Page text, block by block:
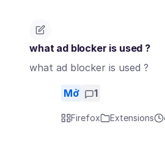
what ad blocker is used ?
what ad blocker is used ?
Mở 1
Firefox Extensions